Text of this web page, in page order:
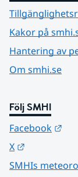
Kakor på
Hantering av
Om smhi.se
Följ SMHI
Facebook
X
SMHIs